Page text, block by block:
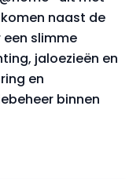
naast de
slimme
jaloezieën en
en
binnen